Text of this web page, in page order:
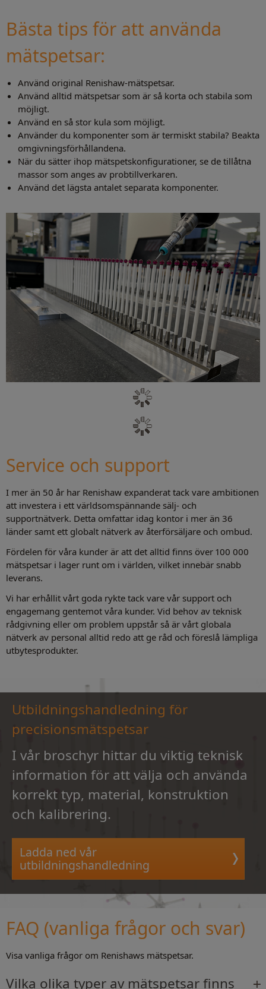
Bästa tips för att använda
mätspetsar:
Använd original Renishaw-mätspetsar.
Använd alltid mätspetsar som är så korta och stabila som
möjligt.
Använd en så stor kula som möjligt.
Använder du komponenter som är termiskt stabila? Beakta
omgivningsförhållandena.
När du sätter ihop mätspetskonfigurationer, se de tillåtna
massor som anges av probtillverkaren.
Använd det lägsta antalet separata komponenter.
Service och support
I mer än 50 år har Renishaw expanderat tack vare ambitionen
att investera i ett världsomspännande sälj- och
supportnätverk. Detta omfattar idag kontor i mer än 36
länder samt ett globalt nätverk av återförsäljare och ombud.
Fördelen för våra kunder är att det alltid finns över 100 000
mätspetsar i lager runt om i världen, vilket innebär snabb
leverans.
Vi har erhållit vårt goda rykte tack vare vår support och
engagemang gentemot våra kunder. Vid behov av teknisk
rådgivning eller om problem uppstår så är vårt globala
nätverk av personal alltid redo att ge råd och föreslå lämpliga
utbytesprodukter.
Utbildningshandledning för
precisionsmätspetsar
I vår broschyr hittar du viktig teknisk
information för att välja och använda
korrekt typ, material, konstruktion
och kalibrering.
Ladda ned vår
utbildningshandledning
FAQ (vanliga frågor och svar)
Visa vanliga frågor om Renishaws mätspetsar.
Vilka olika typer av mätspetsar finns